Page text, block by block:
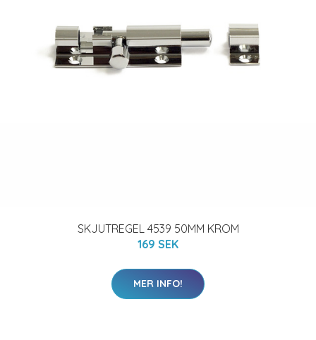
SKJUTREGEL 4539 50MM KROM
169 SEK
MER INFO!